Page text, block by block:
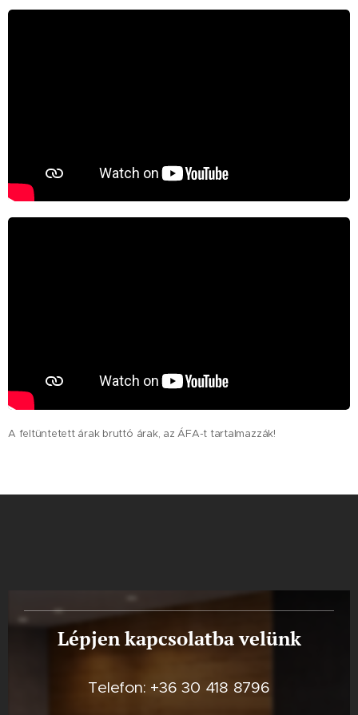
A feltüntetett árak bruttó árak, az ÁFA-t tartalmazzák!
Lépjen kapcsolatba velünk
Telefon: +36 30 418 8796